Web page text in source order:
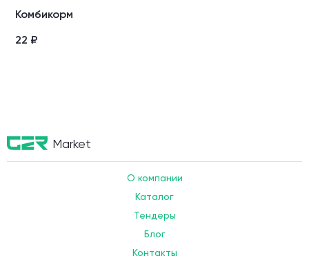
Комбикорм
22 ₽
Market
О компании
Каталог
Тендеры
Блог
Контакты